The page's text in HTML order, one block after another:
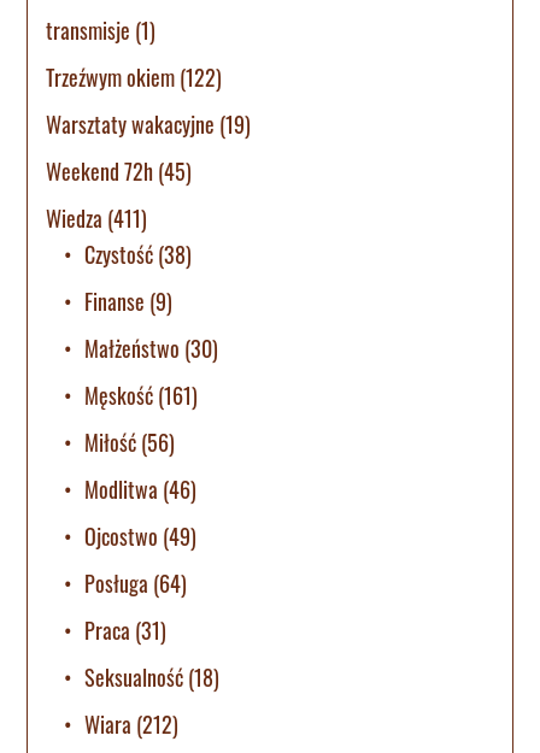
transmisje (1)
Trzeźwym okiem(122)
Warsztaty wakacyjne (19)
Weekend 72h(45)
Wiedza (411)
Czystość(38)
Finanse (9)
Małżeństwo (30)
Męskość(161)
Miłość(56)
Modlitwa (46)
Ojcostwo (49)
Posługa (64)
Praca (31)
Seksualność(18)
Wiara (212)